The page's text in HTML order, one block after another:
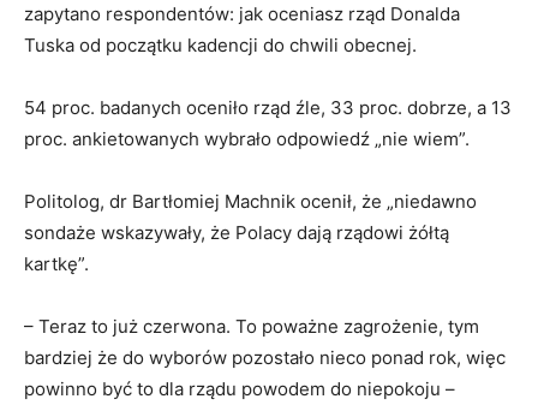
zapytano respondentów: jak oceniasz rząd Donalda
Tuska od początku kadencji do chwili obecnej.
54 proc. badanych oceniło rząd źle, 33 proc. dobrze, a 13
proc. ankietowanych wybrało odpowiedź „nie wiem”.
Politolog, dr Bartłomiej Machnik ocenił, że „niedawno
sondaże wskazywały, że Polacy dają rządowi żółtą
kartkę”.
– Teraz to już czerwona. To poważne zagrożenie, tym
bardziej że do wyborów pozostało nieco ponad rok, więc
powinno być to dla rządu powodem do niepokoju –